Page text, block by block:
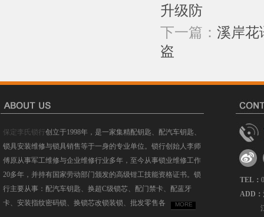
升级防
下一篇： 溪岸花
盗
保定李氏锁行创立于1998年，是一家集精配钥匙、配汽车钥匙、
锁具安装维修与锁具销售等于一身的专业单位。锁行创始人李师
傅原从事军工维修与企业维修行业多年，至今从事锁业维修工作
20多年，并持有国家劳动部门颁发的高级钳工技能资格证书。锁
行主要从事：配汽车钥匙、换超C级锁芯、配门禁卡、配蓝牙
卡、安装指纹密码锁、换锁芯改锁装锁、批发零售各
MORE
TEL：
ADD：